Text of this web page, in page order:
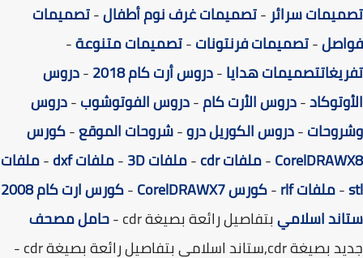
سرائر-تصميمات غرف نوم أطفال-تصميمات
-تصميمات فرنتونات-تصميمات متنوعة-
تصميمات هدايا-دروس أرت كام 2018 -دروس
-دروس الأرت كام-دروس الفوتوشوب-دروس
-دروس الكوريل درو-شروحات الموقع-كورس
-ملفات cdr -ملفات 3D -ملفات dxf -ملفات
-ملفات rlf -كورس CorelDRAWX7 -كورس ارت كام 2008
اسلاميبتفاصيل رائعة بصيغة cdr -
حامل مصحف
جديد بصيغة cdr,ستاند اسلامي بتفاصيل رائعة بصيغة cdr -